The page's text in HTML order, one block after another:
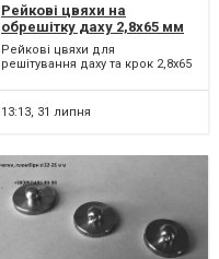
Рейкові цвяхи на
обрешітку даху 2,8х65 мм
34° 3000 од.
Рейкові цвяхи для
решітування даху та крок 2,8х65
Робоча довжина 6...
13:13, 31 липня